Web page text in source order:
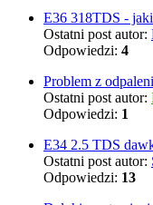
E36 318TDS -
Ostatni post autor:
Odpowiedzi: 4
Problem z
Ostatni post autor:
Odpowiedzi: 1
E34 2.5 TDS
Ostatni post autor:
Odpowiedzi: 13